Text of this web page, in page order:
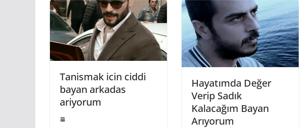
Tanismak icin ciddi
bayan arkadas
ariyorum
Hayatımda Değer
Verip Sadık
Kalacağım Bayan
Arıyorum